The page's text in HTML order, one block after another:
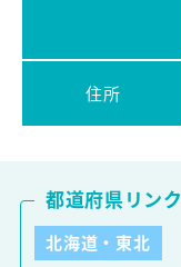
住所
北海道・東北
都道府県リンク